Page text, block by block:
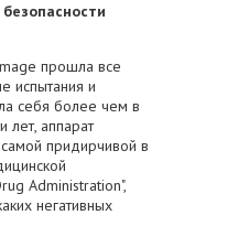
прошла все
испытания и
себя более чем в
лет, аппарат
придирчивой в
Administration",
негативных